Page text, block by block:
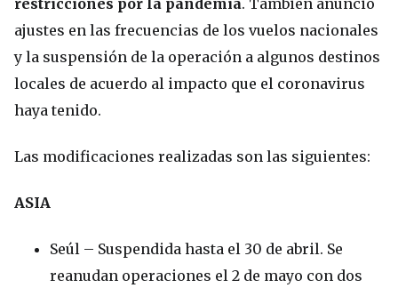
restricciones por la pandemia. También anunció
ajustes en las frecuencias de los vuelos nacionales
y la suspensión de la operación a algunos destinos
locales de acuerdo al impacto que el coronavirus
haya tenido.
Las modificaciones realizadas son las siguientes:
ASIA
Seúl – Suspendida hasta el 30 de abril. Se
reanudan operaciones el 2 de mayo con dos